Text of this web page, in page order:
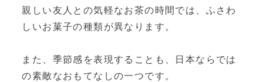
親しい友人との気軽なお茶の時間では、ふさわ
しいお菓子の種類が異なります。
また、季節感を表現することも、日本ならでは
の素敵なおもてなしの一つです。